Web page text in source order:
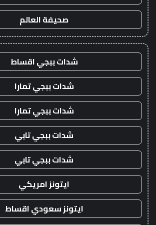
صحيفة العالم
شدات ببجي اقساط
شدات ببجي تمارا
شدات ببجي تمارا
شدات ببجي تابي
شدات ببجي تابي
ايتونز امريكي
ايتونز سعودي اقساط